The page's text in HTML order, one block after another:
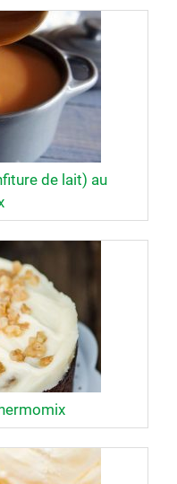
de lait) au